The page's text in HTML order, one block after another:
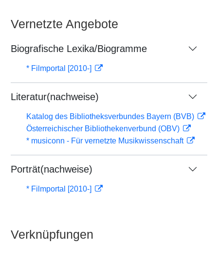
Vernetzte Angebote
Biografische Lexika/Biogramme
* Filmportal [2010-]
Literatur(nachweise)
Katalog des Bibliotheksverbundes Bayern (BVB)
Österreichischer Bibliothekenverbund (OBV)
* musiconn - Für vernetzte Musikwissenschaft
Porträt(nachweise)
* Filmportal [2010-]
Verknüpfungen